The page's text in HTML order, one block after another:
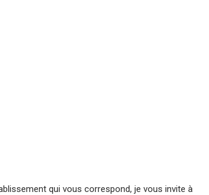
qui vous correspond, je vous invite à